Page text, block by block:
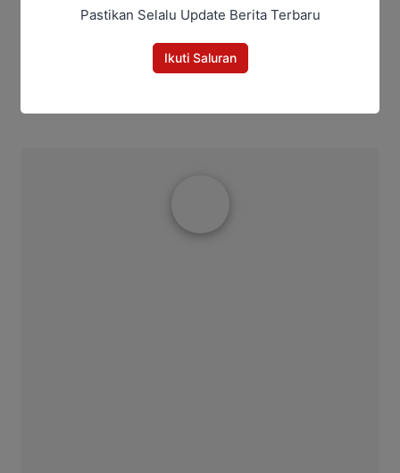
Pastikan Selalu Update Berita Terbaru
Ikuti Saluran